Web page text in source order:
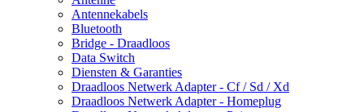
Antennekabels
Bluetooth
Bridge - Draadloos
Data Switch
Diensten & Garanties
Draadloos Netwerk Adapter - Cf / Sd / Xd
Draadloos Netwerk Adapter - Homeplug